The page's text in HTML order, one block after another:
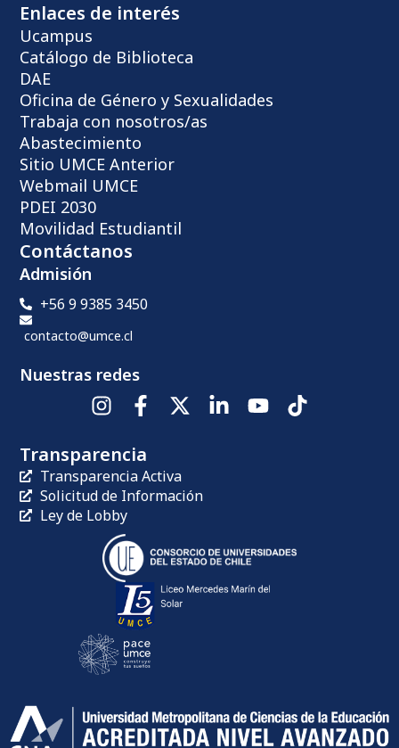
Enlaces de interés
Ucampus
Catálogo de Biblioteca
DAE
Oficina de Género y Sexualidades
Trabaja con nosotros/as
Abastecimiento
Sitio UMCE Anterior
Webmail UMCE
PDEI 2030
Movilidad Estudiantil
Contáctanos
Admisión
+56 9 9385 3450
contacto@umce.cl
Nuestras redes
Transparencia
Transparencia Activa
Solicitud de Información
Ley de Lobby